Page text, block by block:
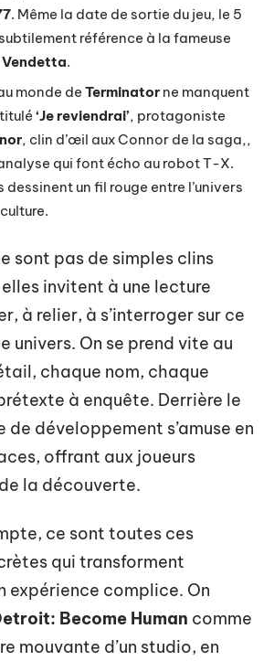
. Même la date de sortie du jeu, le 5
référence à la fameuse
.
monde de Terminator ne manquent
‘Je reviendrai’, protagoniste
, clin d’œil aux Connor de la saga,,
qui font écho au robot T-X.
dessinent un fil rouge entre l’univers
sont pas de simples clins
invitent à une lecture
à relier, à s’interroger sur ce
univers. On se prend vite au
chaque nom, chaque
à enquête. Derrière le
de développement s’amuse en
offrant aux joueurs
la découverte.
ce sont toutes ces
qui transforment
expérience complice. On
Become Human comme
mouvante d’un studio, en